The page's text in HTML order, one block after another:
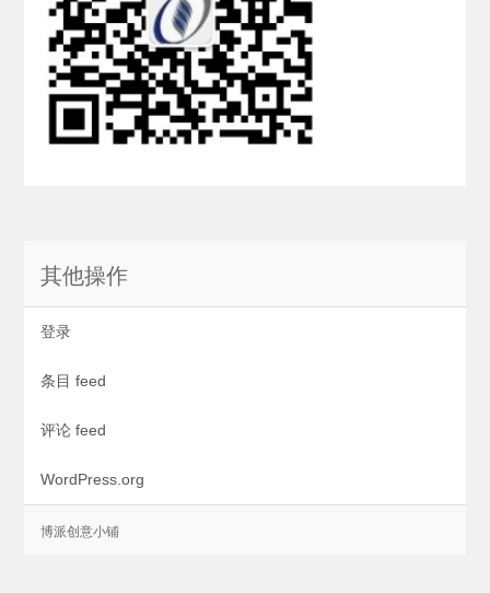
其他操作
登录
条目 feed
评论 feed
WordPress.org